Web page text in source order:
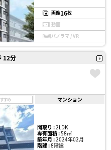
画像16枚
動画
パノラマ / VR
12分
すめ マンション
間取り :2LDK
専有面積 :58㎡
築年月 :2024年02月
階建 :8階建